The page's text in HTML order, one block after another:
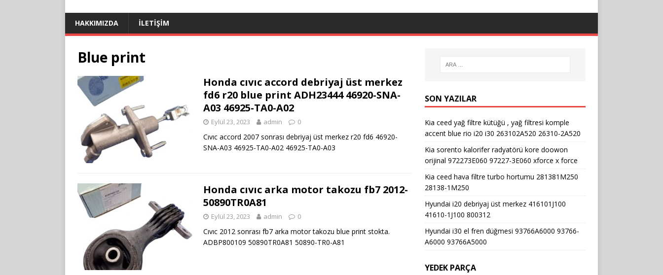
HAKKIMIZDA İLETIŞIM
Blue print
Honda cıvıc accord debriyaj üst merkez
fd6 r20 blue print ADH23444 46920-SNA-
A03 46925-TA0-A02
Eylül 23, 2023 admin 0
Cıvıc accord 2007 sonrası debriyaj üst merkez r20 fd6 46920-
SNA-A03 46925-TA0-A02 46925-TA0-A03
Honda cıvıc arka motor takozu fb7 2012-
50890TR0A81
Eylül 23, 2023 admin 0
Cıvıc 2012 sonrası fb7 arka motor takozu blue print stokta.
ADBP800109 50890TR0A81 50890-TR0-A81
SON YAZILAR
Kia ceed yağ filtre kütüğü , yağ filtresi komple
accent blue rio i20 i30 263102A520 26310-2A520
Kia sorento kalorifer radyatörü kore doowon
orijinal 972273E060 97227-3E060 xforce x force
Kia ceed hava filtre turbo hortumu 281381M250
28138-1M250
Hyundai i20 debriyaj üst merkez 416101J100
41610-1J100 800312
Hyundai i30 el fren düğmesi 93766A6000 93766-
A6000 93766A5000
YEDEK PARÇA